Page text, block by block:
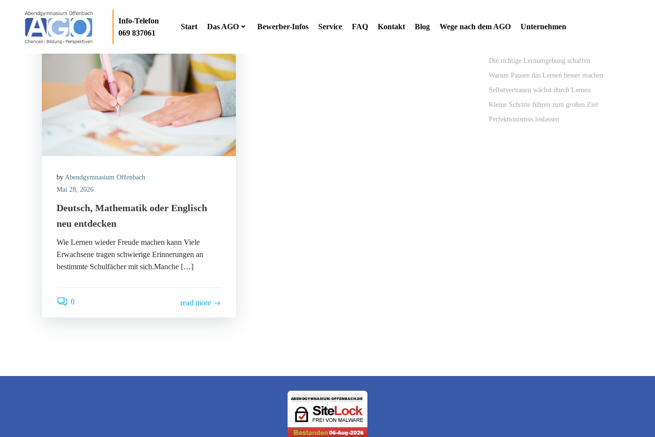
Info-Telefon
069 837061
Start Das AGO Bewerber-Infos Service FAQ Kontakt Blog Wege nach dem AGO Unternehmen
by Abendgymnasium Offenbach
Mai 28, 2026
Deutsch, Mathematik oder Englisch
neu entdecken
Wie Lernen wieder Freude machen kann Viele
Erwachsene tragen schwierige Erinnerungen an
bestimmte Schulfächer mit sich.Manche […]
0 read more
for:
Die richtige Lernumgebung schaffen
Warum Pausen das Lernen besser machen
Selbstvertrauen wächst durch Lernen
Kleine Schritte führen zum großen Ziel
Perfektionismus loslassen